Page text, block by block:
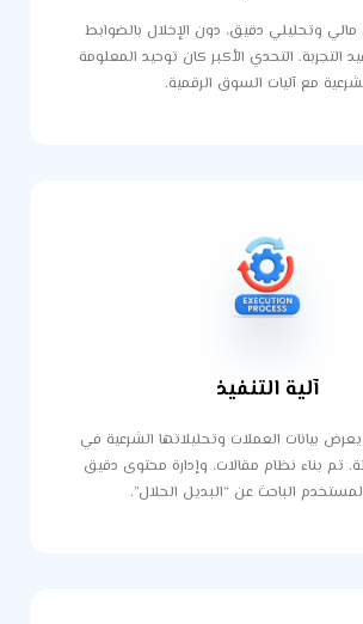
وتحليلي دقيق، دون الإخلال بالضوابط
التجربة. التحدي الأكبر كان توحيد المعلومة
مع آليات السوق الرقمية.
آلية التنفيذ
بيانات العملات وتحليلاتها الشرعية في
تم بناء نظام مقالات، وإدارة محتوى دقيق
الباحث عن “البديل الحلال”.